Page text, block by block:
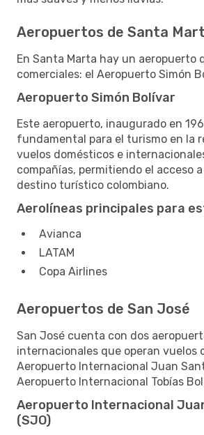
Aeropuertos de Santa
En Santa Marta hay un aeropuerto
comerciales: el Aeropuerto Simón
Aeropuerto Simón Bolívar
Este aeropuerto, inaugurado en
fundamental para el turismo en la
vuelos domésticos e
compañías, permitiendo el acceso
destino turístico colombiano.
Aerolíneas principales para
Avianca
LATAM
Copa Airlines
Aeropuertos de San José
San José cuenta con dos
internacionales que operan vuelos
Aeropuerto Internacional Juan
Aeropuerto Internacional Tobías
Aeropuerto Internacional
(SJO)